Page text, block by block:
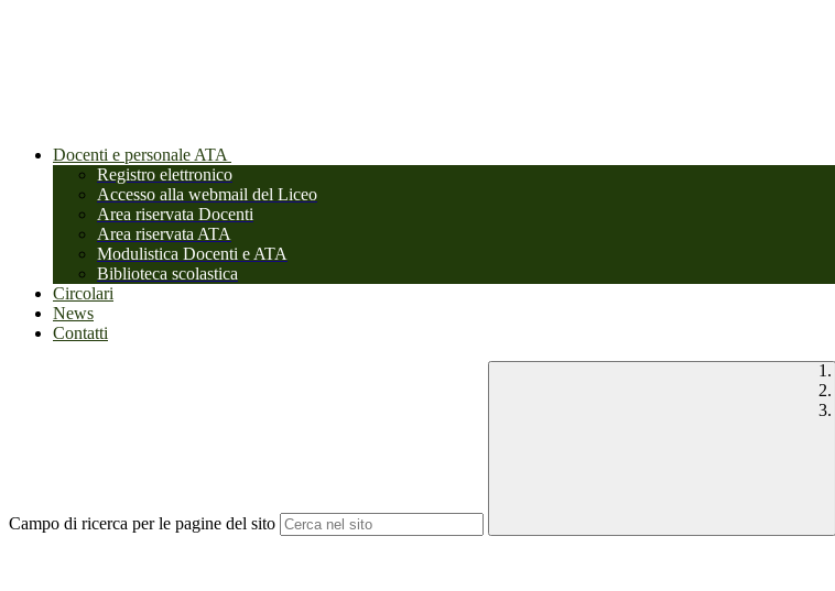
Docenti e personale ATA
Registro elettronico
Accesso alla webmail del Liceo
Area riservata Docenti
Area riservata ATA
Modulistica Docenti e ATA
Biblioteca scolastica
Circolari
News
Contatti
Campo di ricerca per le pagine del sito